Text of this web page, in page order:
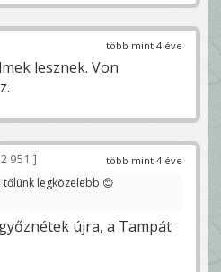
több mint 4 éve
lesznek. Von
több mint 4 éve
951
tőlünk legközelebb 😊
újra, a Tampát